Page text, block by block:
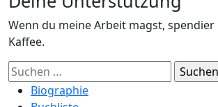
Wenn du meine Arbeit magst,
Kaffee.
Suchen
nach:Biographie